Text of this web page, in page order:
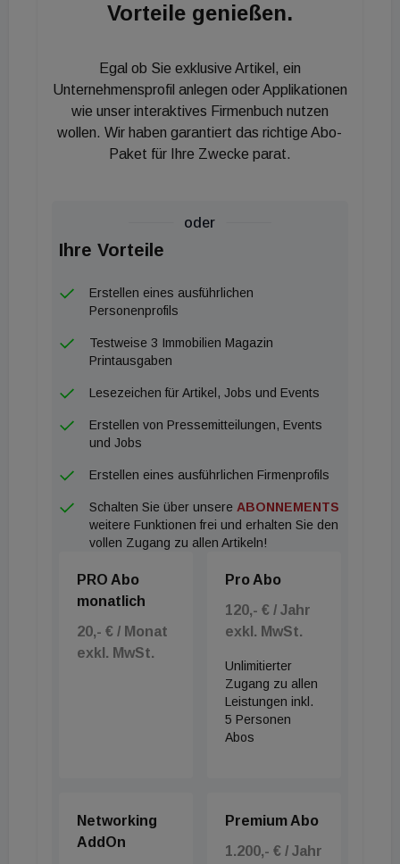
Auswirkungen auf das zukünftige Käuferverhalten.“
werden noch viele Investoren ihre Suchprofile und
Investitionskriterien anpassen. Um tagesaktuell
darauf regieren zu können und den Käufern gezielt
und individuell passende Immobilien anzubieten,
setzt Rohrer Immobilien ab sofort unterstützend
verfügbaren, aktualisierten Ankaufsprofile
auswerten. Darüber hinaus erkennt das System mit
Hilfe von Ähnlichkeitsmustern alternative
Anlagemöglichkeiten, die sich aus dem
Transaktionsverhalten der Investoren ergeben. So
sind wir in der Lage mit Hilfe einer individuell
Investoren zu identifizieren und diese diskret
Vorteile genießen.
Egal ob Sie exklusive Artikel, ein
Unternehmensprofil anlegen oder Applikationen
wie unser interaktives Firmenbuch nutzen
wollen. Wir haben garantiert das richtige Abo-
Paket für Ihre Zwecke parat.
oder
Ihre Vorteile
Erstellen eines ausführlichen
Personenprofils
Testweise 3 Immobilien Magazin
Printausgaben
Lesezeichen für Artikel, Jobs und Events
Erstellen von Pressemitteilungen, Events
und Jobs
Erstellen eines ausführlichen Firmenprofils
Schalten Sie über unsere ABONNEMENTS
weitere Funktionen frei und erhalten Sie den
vollen Zugang zu allen Artikeln!
PRO Abo
monatlich
20,- € / Monat
exkl. MwSt.
Pro Abo
120,- € / Jahr
exkl. MwSt.
Unlimitierter
Zugang zu allen
Leistungen inkl.
5 Personen
Abos
Networking
AddOn
Premium Abo
1.200,- € / Jahr